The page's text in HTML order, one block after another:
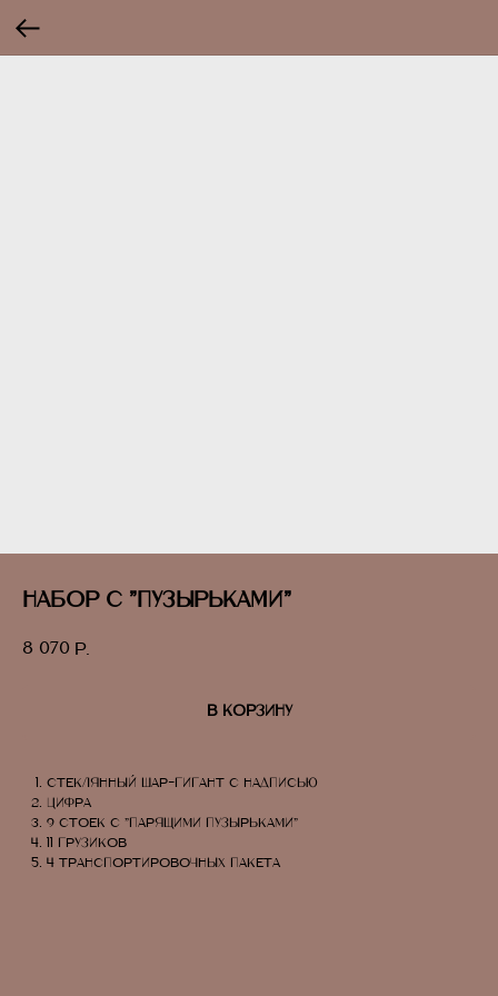
Набор с "пузырьками"
8 070 р.
В КОРЗИНУ
стеклянный шар-гигант с надписью
цифра
9 стоек с "парящими пузырьками"
11 грузиков
4 транспортировочных пакета